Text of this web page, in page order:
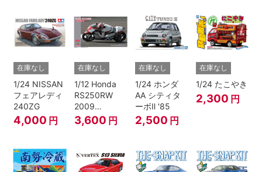
在庫なし
1/24 NISSAN
フェアレディ
240ZG
4,000 円
在庫なし
1/12 Honda
RS250RW
2009
WGP250
3,600 円
在庫なし
1/24 ホンダ
AA シティタ
ーボⅡ '85
2,500 円
在庫なし
1/24 たこやき
2,300 円